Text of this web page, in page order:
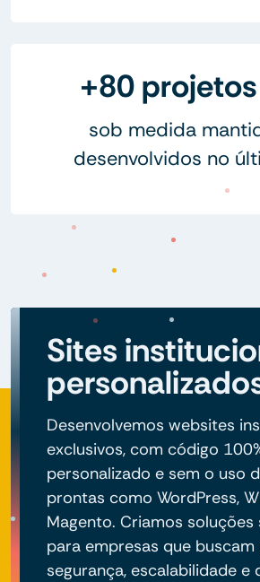
+80
sob medida
desenvolvidos no
Sites
Desenvolvemos websites
exclusivos, com código
personalizado e sem o uso
prontas como WordPress,
Magento. Criamos
para empresas que
segurança, escalabilidade e